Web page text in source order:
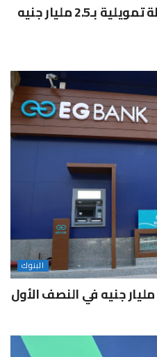
“قسطلي” تستهدف محفظة تمويلية بـ2.5 مليار جنيه
البنوك